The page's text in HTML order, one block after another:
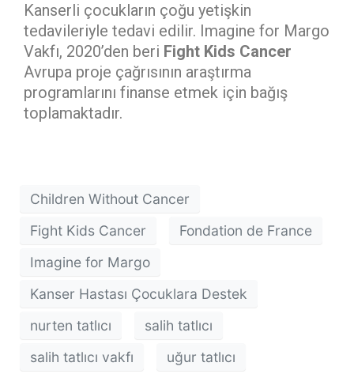
Kanserli çocukların çoğu yetişkin
tedavileriyle tedavi edilir. Imagine for Margo
Vakfı, 2020’den beri Fight Kids Cancer
Avrupa proje çağrısının araştırma
programlarını finanse etmek için bağış
toplamaktadır.
Children Without Cancer
Fight Kids Cancer
Fondation de France
Imagine for Margo
Kanser Hastası Çocuklara Destek
nurten tatlıcı
salih tatlıcı
salih tatlıcı vakfı
uğur tatlıcı